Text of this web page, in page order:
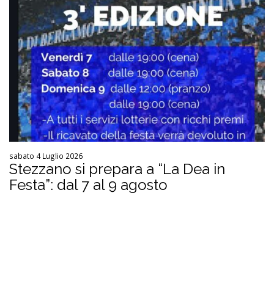
sabato 4 Luglio 2026
Stezzano si prepara a “La Dea in
Festa”: dal 7 al 9 agosto